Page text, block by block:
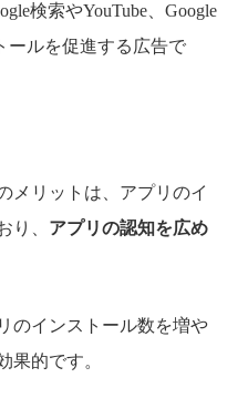
検索やYouTube、Google
ールを促進する広告で
メリットは、アプリのイ
り、 アプリの認知を広め
のインストール数を増や
果的です。